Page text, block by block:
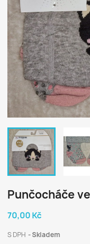
Punčocháče
70,00 Kč
S DPH Skladem